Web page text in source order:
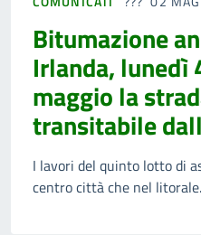
Bitumazione
Irlanda, lunedì
maggio la
transitabile
I lavori del quinto lotto di
centro città che nel litorale.